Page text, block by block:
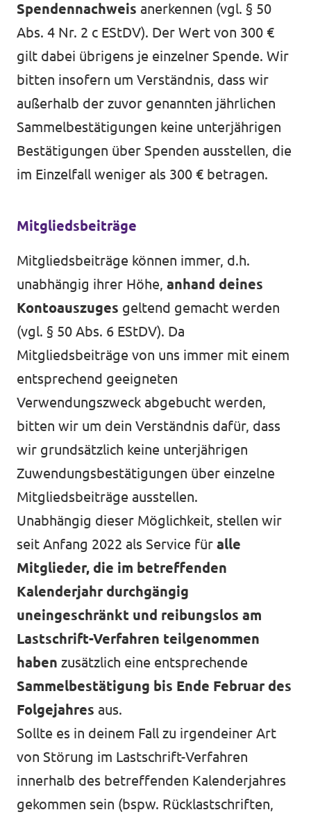
Spendennachweis anerkennen (vgl. § 50
Abs. 4 Nr. 2 c EStDV). Der Wert von 300 €
gilt dabei übrigens je einzelner Spende. Wir
bitten insofern um Verständnis, dass wir
außerhalb der zuvor genannten jährlichen
Sammelbestätigungen keine unterjährigen
Bestätigungen über Spenden ausstellen, die
im Einzelfall weniger als 300 € betragen.
Mitgliedsbeiträge
Mitgliedsbeiträge können immer, d.h.
unabhängig ihrer Höhe, anhand deines
Kontoauszuges geltend gemacht werden
(vgl. § 50 Abs. 6 EStDV). Da
Mitgliedsbeiträge von uns immer mit einem
entsprechend geeigneten
Verwendungszweck abgebucht werden,
bitten wir um dein Verständnis dafür, dass
wir grundsätzlich keine unterjährigen
Zuwendungsbestätigungen über einzelne
Mitgliedsbeiträge ausstellen.
Unabhängig dieser Möglichkeit, stellen wir
seit Anfang 2022 als Service für alle
Mitglieder, die im betreffenden
Kalenderjahr durchgängig
uneingeschränkt und reibungslos am
Lastschrift-Verfahren teilgenommen
haben zusätzlich eine entsprechende
Sammelbestätigung bis Ende Februar des
Folgejahres aus.
Sollte es in deinem Fall zu irgendeiner Art
von Störung im Lastschrift-Verfahren
innerhalb des betreffenden Kalenderjahres
gekommen sein (bspw. Rücklastschriften,